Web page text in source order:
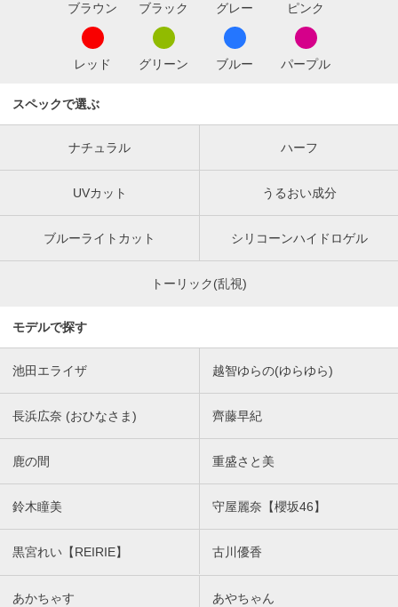
ブラウン ブラック グレー ピンク
レッド グリーン ブルー パープル
スペックで選ぶ
ナチュラル ハーフ
UVカット うるおい成分
ブルーライトカット シリコーンハイドロゲル
トーリック(乱視)
モデルで探す
池田エライザ 越智ゆらの(ゆらゆら)
長浜広奈 (おひなさま) 齊藤早紀
鹿の間 重盛さと美
鈴木瞳美 守屋麗奈【櫻坂46】
黒宮れい【REIRIE】 古川優香
あかちゃす あやちゃん